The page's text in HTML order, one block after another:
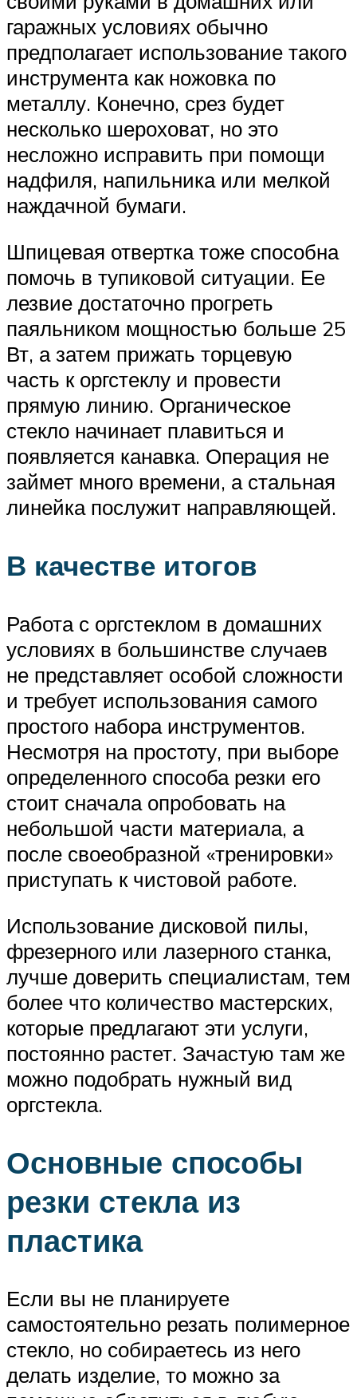
гаражных условиях обычно
предполагает использование такого
инструмента как ножовка по
металлу. Конечно, срез будет
несколько шероховат, но это
несложно исправить при помощи
надфиля, напильника или мелкой
наждачной бумаги.
Шпицевая отвертка тоже способна
помочь в тупиковой ситуации. Ее
лезвие достаточно прогреть
паяльником мощностью больше 25
Вт, а затем прижать торцевую
часть к оргстеклу и провести
прямую линию. Органическое
стекло начинает плавиться и
появляется канавка. Операция не
займет много времени, а стальная
линейка послужит направляющей.
В качестве итогов
Работа с оргстеклом в домашних
условиях в большинстве случаев
не представляет особой сложности
и требует использования самого
простого набора инструментов.
Несмотря на простоту, при выборе
определенного способа резки его
стоит сначала опробовать на
небольшой части материала, а
после своеобразной «тренировки»
приступать к чистовой работе.
Использование дисковой пилы,
фрезерного или лазерного станка,
лучше доверить специалистам, тем
более что количество мастерских,
которые предлагают эти услуги,
постоянно растет. Зачастую там же
можно подобрать нужный вид
оргстекла.
Основные способы
резки стекла из
пластика
Если вы не планируете
самостоятельно резать полимерное
стекло, но собираетесь из него
делать изделие, то можно за